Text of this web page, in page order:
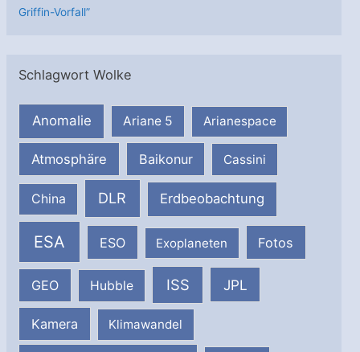
Griffin-Vorfall”
Schlagwort Wolke
Anomalie Ariane 5 Arianespace
Atmosphäre Baikonur Cassini
China DLR Erdbeobachtung
ESA ESO Exoplaneten Fotos
GEO Hubble ISS JPL
Kamera Klimawandel